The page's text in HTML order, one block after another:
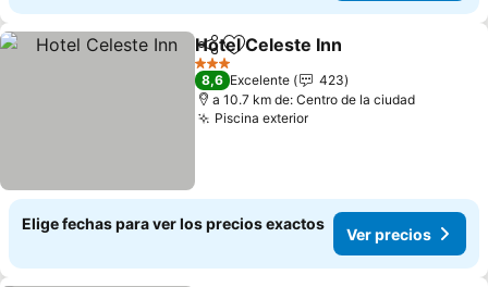
CompartirAgregar a favoritos
Hotel Celeste Inn
3 Estrellas
8,6 Excelente
423
a 10.7 km de: Centro de la ciudad
Piscina exteriorVer precios
Elige fechas para ver los precios exactos
Ver precios